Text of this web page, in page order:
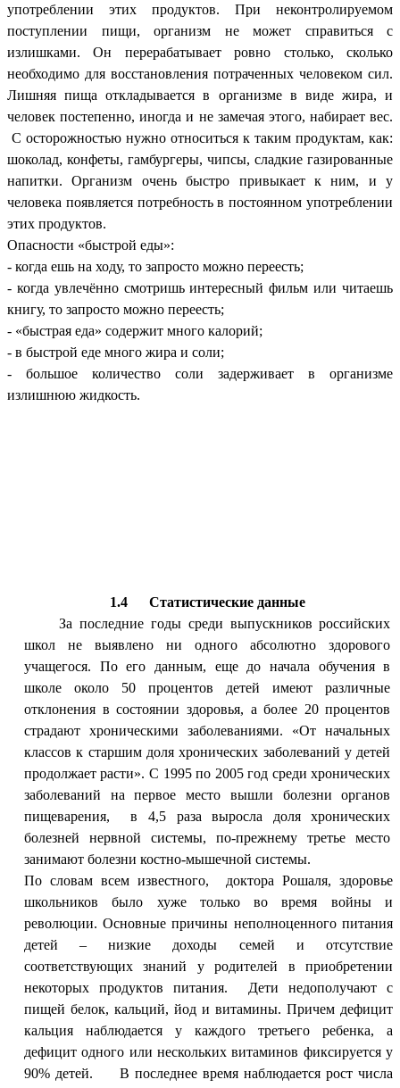
употреблении этих продуктов. При неконтролируемом
поступлении пищи, организм не может справиться с
излишками. Он перерабатывает ровно столько, сколько
необходимо для восстановления потраченных человеком сил.
Лишняя пища откладывается в организме в виде жира, и
человек постепенно, иногда и не замечая этого, набирает вес.
С осторожностью нужно относиться к таким продуктам, как:
шоколад, конфеты, гамбургеры, чипсы, сладкие газированные
напитки. Организм очень быстро привыкает к ним, и у
человека появляется потребность в постоянном употреблении
этих продуктов.
Опасности «быстрой еды»:
- когда ешь на ходу, то запросто можно переесть;
- когда увлечённо смотришь интересный фильм или читаешь
книгу, то запросто можно переесть;
- «быстрая еда» содержит много калорий;
- в быстрой еде много жира и соли;
- большое количество соли задерживает в организме
излишнюю жидкость.
1.4 Статистические данные
За последние годы среди выпускников российских
школ не выявлено ни одного абсолютно здорового
учащегося. По его данным, еще до начала обучения в
школе около 50 процентов детей имеют различные
отклонения в состоянии здоровья, а более 20 процентов
страдают хроническими заболеваниями. «От начальных
классов к старшим доля хронических заболеваний у детей
продолжает расти». С 1995 по 2005 год среди хронических
заболеваний на первое место вышли болезни органов
пищеварения,
в 4,5 раза выросла доля хронических
болезней нервной системы, по-прежнему третье место
занимают болезни костно-мышечной системы.
По словам всем известного, доктора Рошаля, здоровье
школьников было хуже только во время войны и
революции. Основные причины неполноценного питания
детей – низкие доходы семей и отсутствие
соответствующих знаний у родителей в приобретении
некоторых продуктов питания.
Дети недополучают с
пищей белок, кальций, йод и витамины. Причем дефицит
кальция наблюдается у каждого третьего ребенка, а
дефицит одного или нескольких витаминов фиксируется у
90% детей. В последнее время наблюдается рост числа